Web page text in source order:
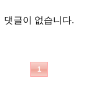
댓글이 없습니다.
1